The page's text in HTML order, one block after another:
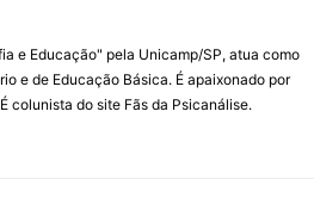
e Educação" pela Unicamp/SP, atua como
e de Educação Básica. É apaixonado por
colunista do site Fãs da Psicanálise.